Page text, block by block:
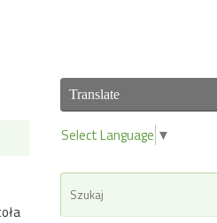
Translate
Select Language ▼